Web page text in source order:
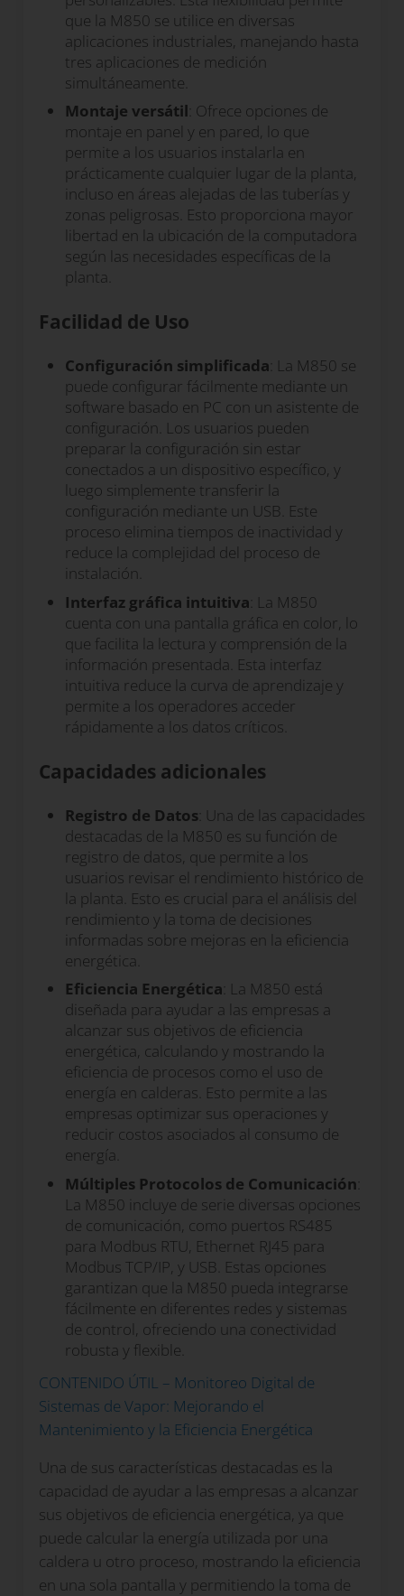
que la M850 se utilice en diversas
aplicaciones industriales, manejando hasta
tres aplicaciones de medición
simultáneamente.
Montaje versátil : Ofrece opciones de
montaje en panel y en pared, lo que
permite a los usuarios instalarla en
prácticamente cualquier lugar de la planta,
incluso en áreas alejadas de las tuberías y
zonas peligrosas. Esto proporciona mayor
libertad en la ubicación de la computadora
según las necesidades específicas de la
planta.
Facilidad de Uso
Configuración simplificada : La M850 se
puede configurar fácilmente mediante un
software basado en PC con un asistente de
configuración. Los usuarios pueden
preparar la configuración sin estar
conectados a un dispositivo específico, y
luego simplemente transferir la
configuración mediante un USB. Este
proceso elimina tiempos de inactividad y
reduce la complejidad del proceso de
instalación.
Interfaz gráfica intuitiva : La M850
cuenta con una pantalla gráfica en color, lo
que facilita la lectura y comprensión de la
información presentada. Esta interfaz
intuitiva reduce la curva de aprendizaje y
permite a los operadores acceder
rápidamente a los datos críticos.
Capacidades adicionales
Registro de Datos : Una de las capacidades
destacadas de la M850 es su función de
registro de datos, que permite a los
usuarios revisar el rendimiento histórico de
la planta. Esto es crucial para el análisis del
rendimiento y la toma de decisiones
informadas sobre mejoras en la eficiencia
energética.
Eficiencia Energética : La M850 está
diseñada para ayudar a las empresas a
alcanzar sus objetivos de eficiencia
energética, calculando y mostrando la
eficiencia de procesos como el uso de
energía en calderas. Esto permite a las
empresas optimizar sus operaciones y
reducir costos asociados al consumo de
energía.
Múltiples Protocolos de Comunicación
La M850 incluye de serie diversas opciones
de comunicación, como puertos RS485
para Modbus RTU, Ethernet RJ45 para
Modbus TCP/IP, y USB. Estas opciones
garantizan que la M850 pueda integrarse
fácilmente en diferentes redes y sistemas
de control, ofreciendo una conectividad
robusta y flexible.
CONTENIDO ÚTIL – Monitoreo Digital de
Sistemas de Vapor: Mejorando el
Mantenimiento y la Eficiencia Energética
Una de sus características destacadas es la
capacidad de ayudar a las empresas a alcanzar
sus objetivos de eficiencia energética, ya que
puede calcular la energía utilizada por una
caldera u otro proceso, mostrando la eficiencia
en una sola pantalla y permitiendo la toma de